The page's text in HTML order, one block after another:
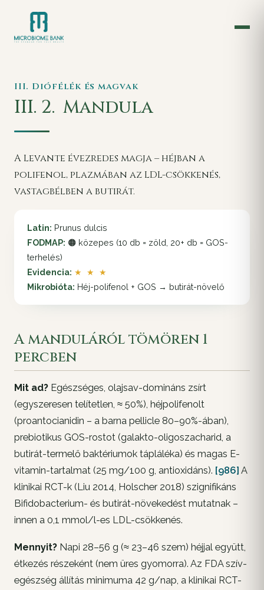
III. Diófélék és magvak
III. 2. Mandula
A Levante évezredes magja – héjban a
polifenol, plazmában az LDL-csökkenés,
vastagbélben a butirát.
Latin: Prunus dulcis
FODMAP: 🟠 közepes (10 db = zöld, 20+ db = GOS-
terhelés)
Evidencia: ★ ★ ★
Mikrobióta: Héj-polifenol + GOS → butirát-növelő
A manduláról tömören 1
percben
Mit ad? Egészséges, olajsav-domináns zsírt
(egyszeresen telítetlen, ≈ 50%), héjpolifenolt
(proantocianidin – a barna pellicle 80–90%-ában),
prebiotikus GOS-rostot (galakto-oligoszacharid, a
butirát-termelő baktériumok tápláléka) és magas E-
vitamin-tartalmat (25 mg/100 g, antioxidáns). [986] A
klinikai RCT-k (Liu 2014, Holscher 2018) szignifikáns
Bifidobacterium- és butirát-növekedést mutatnak –
innen a 0,1 mmol/l-es LDL-csökkenés.
Mennyit? Napi 28–56 g (≈ 23–46 szem) héjjal együtt,
étkezés részeként (nem üres gyomorra). Az FDA szív-
egészség állítás minimuma 42 g/nap, a klinikai RCT-